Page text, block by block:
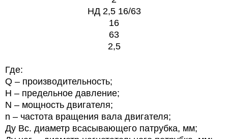
НД 2,5 16/63
16
63
2,5
Где:
Q – производительность;
Н – предельное давление;
N – мощность двигателя;
n – частота вращения вала двигателя;
Ду Вс. диаметр всасывающего патрубка, мм;